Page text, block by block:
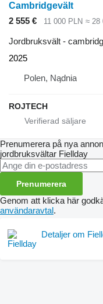
Cambridgevält
2 555 €
11 000 PLN ≈ 28
Jordbruksvält -
2025
Polen, Nądnia
ROJTECH
Prenumerera på nya
jordbruksvältar Fiellday
Prenumerera
Genom att klicka här
användaravtal.
Detaljer om